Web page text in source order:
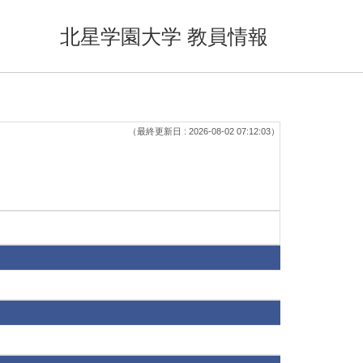
北星学園大学 教員情報
（最終更新日 : 2026-08-02 07:12:03）